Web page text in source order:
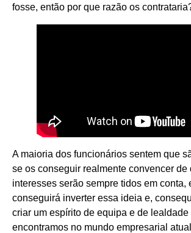
fosse, então por que razão os
A maioria dos funcionários sentem que
se os conseguir realmente convencer de
interesses serão sempre tidos em conta,
conseguirá inverter essa ideia e,
criar um espírito de equipa e de
encontramos no mundo empresarial